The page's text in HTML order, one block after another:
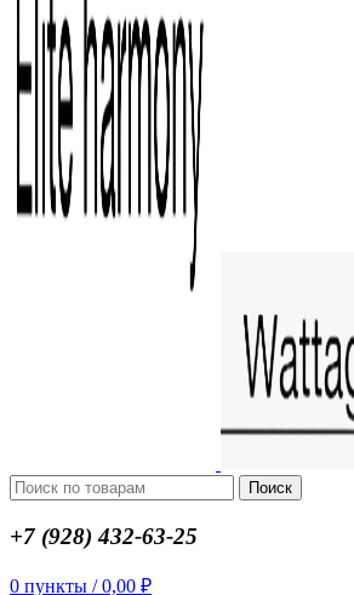
Поиск
+7 (928) 432-63-25
0 пункты / 0,00 ₽